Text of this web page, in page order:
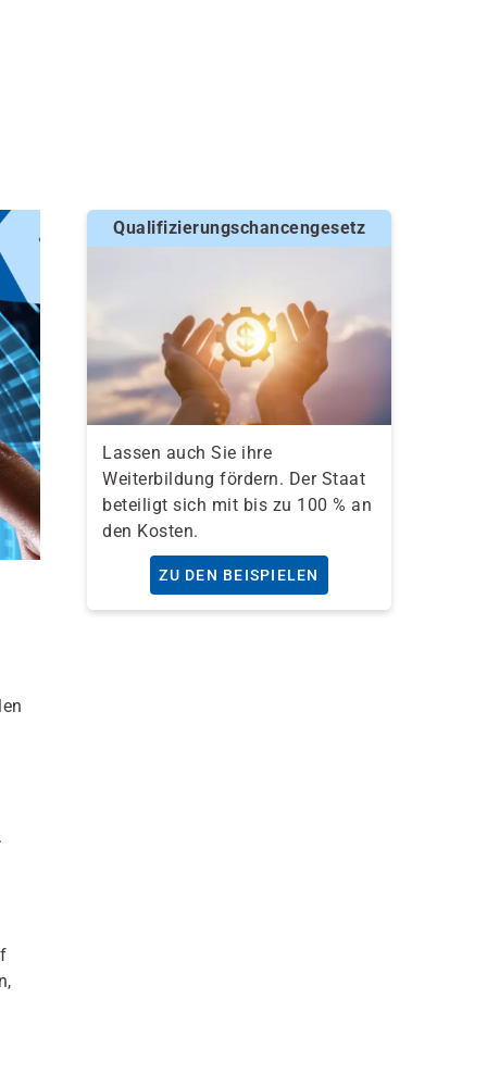
Qualifizierungschancengesetz
Lassen auch Sie ihre
Weiterbildung fördern. Der Staat
beteiligt sich mit bis zu 100 % an
den Kosten.
ZU DEN BEISPIELEN